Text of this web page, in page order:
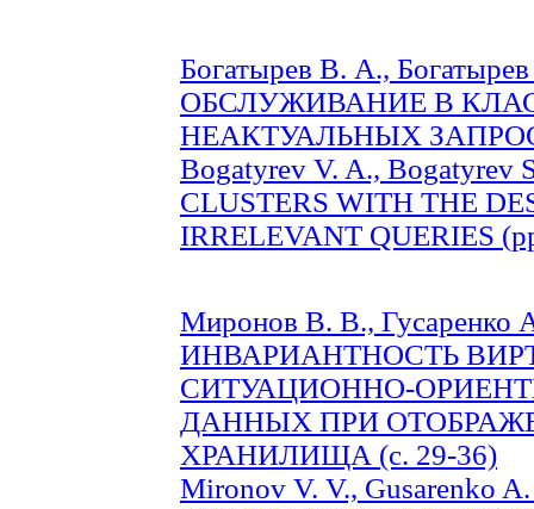
Богатырев В. А.,
ОБСЛУЖИВАНИЕ В
НЕАКТУАЛЬНЫХ
Bogatyrev V. A., Bogatyrev
CLUSTERS WITH THE
IRRELEVANT QUERIES
Миронов В. В.,
ИНВАРИАНТНОСТЬ
СИТУАЦИОННО-
ДАННЫХ ПРИ
ХРАНИЛИЩА (c. 29-36)
Mironov V. V., Gusarenko